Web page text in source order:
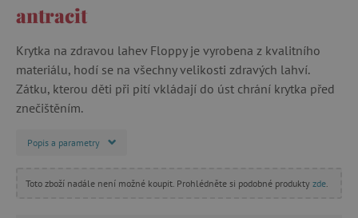
antracit
Krytka na zdravou lahev Floppy je vyrobena z kvalitního
materiálu, hodí se na všechny velikosti zdravých lahví.
Zátku, kterou děti při pití vkládají do úst chrání krytka před
znečištěním.
Popis a parametry
Toto zboží nadále není možné koupit. Prohlédněte si podobné produkty zde